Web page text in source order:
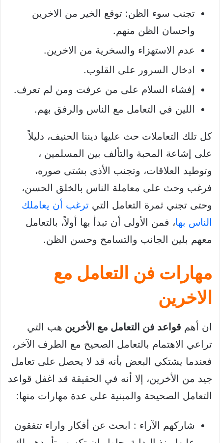
تجنب سوء الظن: توقع الخير من الاخرين
واحسان الظن منهم.
عدم الاستهزاء والسخرية من الاخرين.
ادخال السرور على القلوب.
إفشاء السلام على من عرفت ومن لم تعرف.
اللين في التعامل مع الناس والرفق بهم.
كل تلك التعاملات حث عليها ديننا الحنيف، دليلاً
على إشاعة المحبة والتألف بين المسلمين ،
وتوطيد العلاقات، وتجنب الأذى بشتى صوره،
فرغب وحث على معاملة الناس بالخلق الحسن،
وحتى تجني ثمرة التعامل التي ترغب أن يعاملك
الناس بها، فمن الأولى أن تبدأ بها أولاً، بالتعامل
معهم بلين الجانب والتسامح وحسن الظن.
مهارات فن التعامل مع
الاخرين
ان أهم قواعد فن التعامل مع الأخرين هب التي
تراعي الاهتمام بالتعامل الصحيح مع الطرف الآخر،
فعندما يشتكي البعض بأنه قد لا يحصل على تعامل
جيد من الأخرين، إلا أنه في الحقيقة قد اغفل قواعد
التعامل الصحيحة والمبنية على عدة مهارات منها:
شاركهم الآراء : ابحث عن أفكار واراء تتفقون